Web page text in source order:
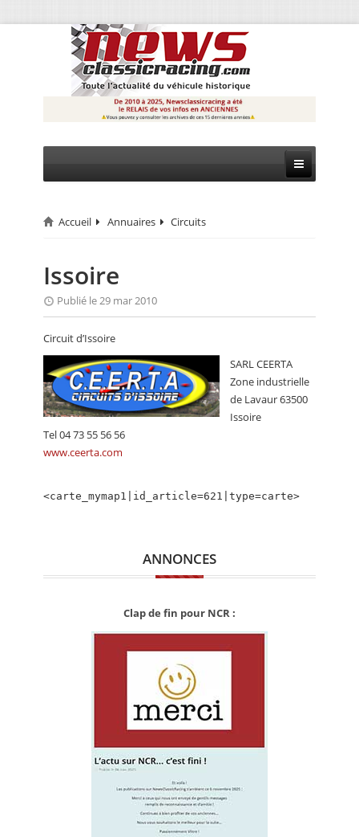
CIRCUIT
MONTAGNE
EVÈNEMENTS
CALENDRIER
FOCUS
VIDEO
PETITES ANNONCES
Accueil Annuaires Circuits
Issoire
Publié le 29 mar 2010
Circuit d’Issoire
SARL CEERTA
Zone industrielle
de Lavaur 63500
Issoire
Tel 04 73 55 56 56
www.ceerta.com
<carte_mymap1|id_article=621|type=carte>
ANNONCES
Clap de fin pour NCR :